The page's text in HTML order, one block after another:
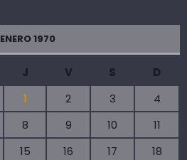
ENERO 1970
J V S
D
1
2 3
4
8 9 10
11
15 16 17
18